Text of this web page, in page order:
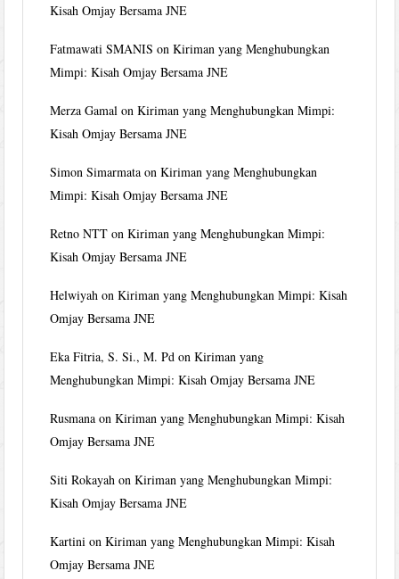
Kisah Omjay Bersama JNE
Fatmawati SMANIS onKiriman yang Menghubungkan
Mimpi: Kisah Omjay Bersama JNE
Merza Gamal onKiriman yang Menghubungkan Mimpi:
Kisah Omjay Bersama JNE
Simon Simarmata onKiriman yang Menghubungkan
Mimpi: Kisah Omjay Bersama JNE
Retno NTT onKiriman yang Menghubungkan Mimpi:
Kisah Omjay Bersama JNE
Helwiyah onKiriman yang Menghubungkan Mimpi: Kisah
Omjay Bersama JNE
Eka Fitria, S. Si., M. Pd onKiriman yang
Menghubungkan Mimpi: Kisah Omjay Bersama JNE
Rusmana onKiriman yang Menghubungkan Mimpi: Kisah
Omjay Bersama JNE
Siti Rokayah onKiriman yang Menghubungkan Mimpi:
Kisah Omjay Bersama JNE
Kartini onKiriman yang Menghubungkan Mimpi: Kisah
Omjay Bersama JNE